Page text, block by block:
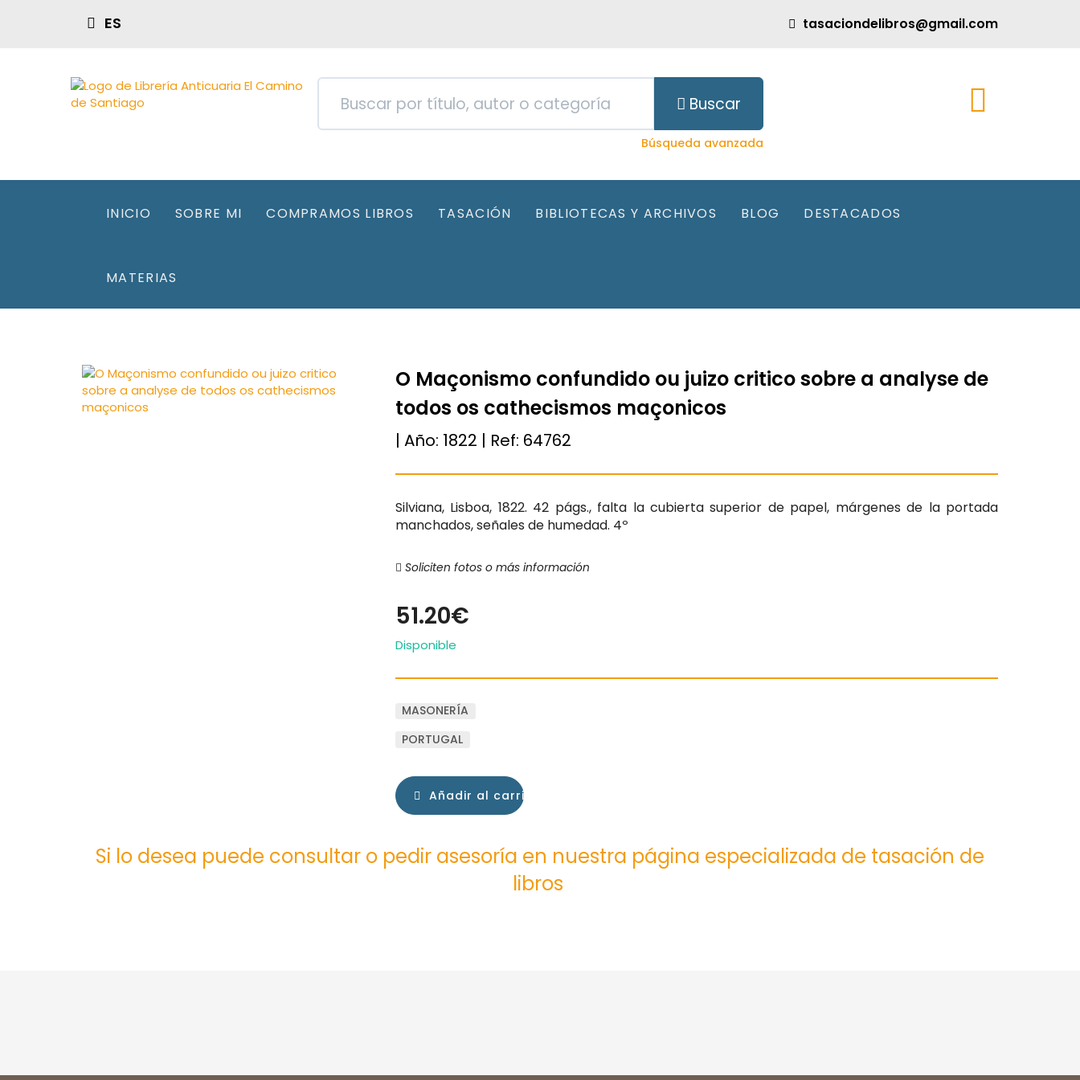
ES tasaciondelibros@gmail.com
Buscar
Búsqueda avanzada
INICIO SOBRE MI COMPRAMOS LIBROS TASACIÓN BIBLIOTECAS Y ARCHIVOS BLOG DESTACADOS
MATERIAS
O Maçonismo confundido ou juizo critico sobre a analyse de
todos os cathecismos maçonicos
| Año: 1822 | Ref: 64762
Silviana, Lisboa, 1822. 42 págs., falta la cubierta superior de papel, márgenes de la portada
manchados, señales de humedad. 4º
Soliciten fotos o más información
51.20€
Disponible
MASONERÍA
PORTUGAL
Añadir al carrito
Si lo desea puede consultar o pedir asesoría en nuestra página especializada de tasación de
libros